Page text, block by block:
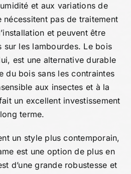
et aux variations de
nécessitent pas de traitement
et peuvent être
sur les lambourdes. Le bois
est une alternative durable
du bois sans les contraintes
aux insectes et à la
un excellent investissement
terme.
un style plus contemporain,
est une option de plus en
d’une grande robustesse et